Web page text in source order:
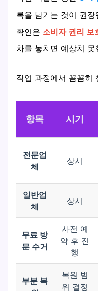
록을 남기는 것이 권
확인은 소비자 권리 보
차를 놓치면 예상치
작업 과정에서 꼼꼼히
항목 시기
전문업
체
상시
일반업
체
상시
무료 방
문 수거
사전 예
약 후 진
행
부분 복
복원 범
위 결정